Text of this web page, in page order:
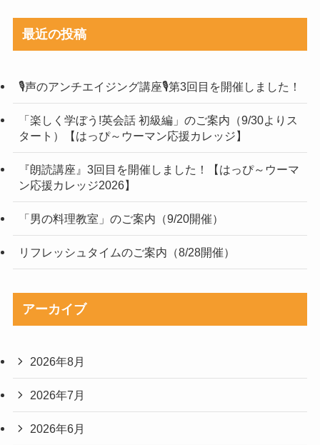
最近の投稿
🎙声のアンチエイジング講座🎙第3回目を開催しました！
「楽しく学ぼう!英会話 初級編」のご案内（9/30よりス
タート）【はっぴ～ウーマン応援カレッジ】
『朗読講座』3回目を開催しました！【はっぴ～ウーマ
ン応援カレッジ2026】
「男の料理教室」のご案内（9/20開催）
リフレッシュタイムのご案内（8/28開催）
アーカイブ
2026年8月
2026年7月
2026年6月